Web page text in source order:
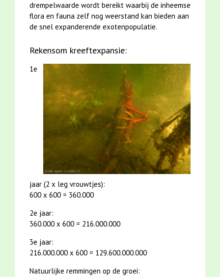
drempelwaarde wordt bereikt waarbij de inheemse
flora en fauna zelf nog weerstand kan bieden aan
de snel expanderende exotenpopulatie.
Rekensom kreeftexpansie:
1e
jaar (2 x leg vrouwtjes):
600 x 600 = 360.000
2e jaar:
360.000 x 600 = 216.000.000
3e jaar:
216.000.000 x 600 = 129.600.000.000
Natuurlijke remmingen op de groei: